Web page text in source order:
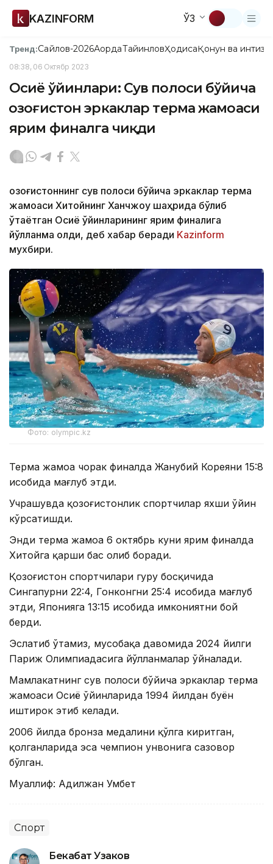
KAZINFORM ЎЗ
Тренд:Сайлов-2026АқордаТайинловҲодисаҚонун ва
08:38, 06 Октябр 2023
Осиё ўйинлари: Сув полоси бўйича
Қозоғистон эркаклар терма жамоаси
ярим финалга чиқди
Қозоғистоннинг сув полоси бўйича эркаклар терма
жамоаси Хитойнинг Ханчжоу шаҳрида бўлиб
ўтаётган Осиё ўйинларининг ярим финалига
йўлланма олди, деб хабар беради Kazinform
мухбири.
Фото: olympic.kz
Терма жамоа чорак финалда Жанубий Кореяни 15:8
ҳисобида мағлуб этди.
Учрашувда қозоғистонлик спортчилар яхши ўйин
кўрсатишди.
Энди терма жамоа 6 октябрь куни ярим финалда
Хитойга қарши баҳс олиб боради.
Қозоғистон спортчилари гуруҳ босқичида
Сингапурни 22:4, Гонконгни 25:4 ҳисобида мағлуб
этди, Японияга 13:15 ҳисобида имкониятни бой
берди.
Эслатиб ўтамиз, мусобақа давомида 2024 йилги
Париж Олимпиадасига йўлланмалар ўйналади.
Мамлакатнинг сув полоси бўйича эркаклар терма
жамоаси Осиё ўйинларида 1994 йилдан буён
иштирок этиб келади.
2006 йилда бронза медалини қўлга киритган,
қолганларида эса чемпион унвонига сазовор
бўлган.
Муаллиф: Адилжан Умбет
Спорт
Бекабат Узаков